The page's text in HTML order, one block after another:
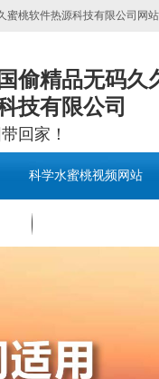
蜜桃软件热源科技有限公司网站欢
偷精品无码久
技有限公司
回家！
科学水蜜桃视频网站